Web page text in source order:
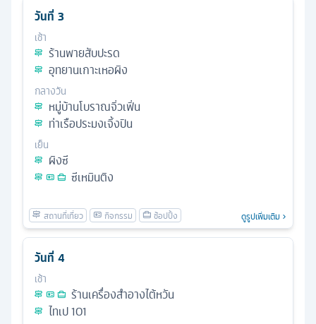
วันที่ 3
เช้า
ร้านพายสับปะรด
อุทยานเกาะเหอผิง
กลางวัน
หมู่บ้านโบราณจิ่วเฟิ่น
ท่าเรือประมงเจิ้งปิน
เย็น
ผิงซี
ซีเหมินติง
ดูรูปเพิ่มเติม
วันที่ 4
เช้า
ร้านเครื่องสำอางไต้หวัน
ไทเป 101